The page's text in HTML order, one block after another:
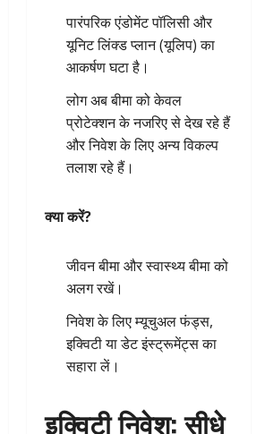
पारंपरिक एंडोमेंट पॉलिसी और
यूनिट लिंक्ड प्लान (यूलिप) का
आकर्षण घटा है।
लोग अब बीमा को केवल
प्रोटेक्शन के नजरिए से देख रहे हैं
और निवेश के लिए अन्य विकल्प
तलाश रहे हैं।
क्या करें?
जीवन बीमा और स्वास्थ्य बीमा को
अलग रखें।
निवेश के लिए म्यूचुअल फंड्स,
इक्विटी या डेट इंस्ट्रूमेंट्स का
सहारा लें।
इक्विटी निवेश: सीधे